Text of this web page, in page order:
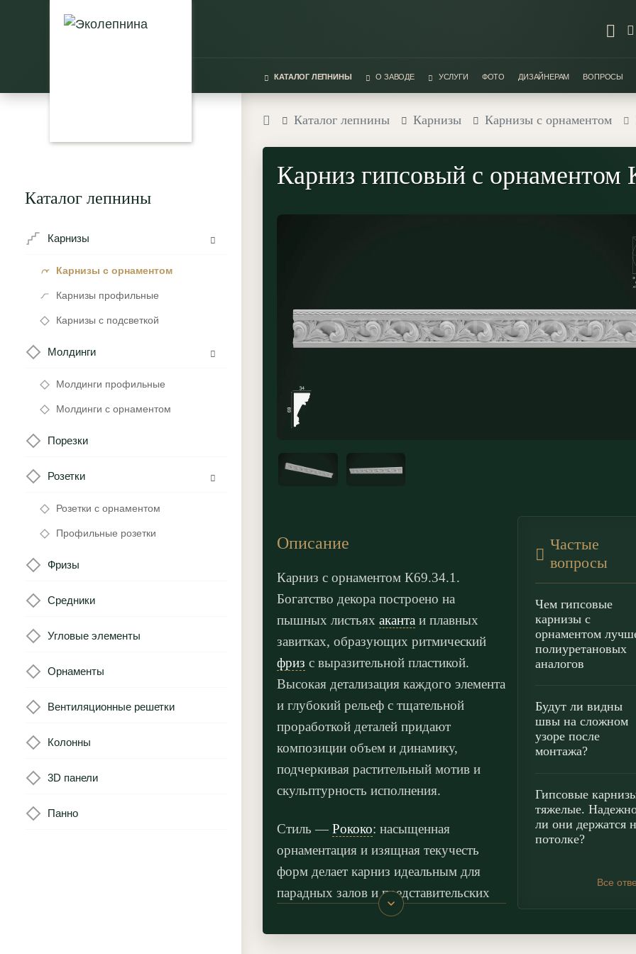
КАТАЛОГ ЛЕПНИНЫ О ЗАВОДЕ УСЛУГИ ФОТО ДИЗАЙНЕРАМ ВОПРОСЫ
Каталог лепнины
Карнизы
Карнизы с орнаментом
Карнизы профильные
Карнизы с подсветкой
Молдинги
Молдинги профильные
Молдинги с орнаментом
Порезки
Розетки
Розетки с орнаментом
Профильные розетки
Фризы
Средники
Угловые элементы
Орнаменты
Вентиляционные решетки
Колонны
3D панели
Панно
Каталог лепнины Карнизы Карнизы с орнаментом
Карниз гипсовый с орнаментом
Описание
Карниз с орнаментом К69.34.1.
Богатство декора построено на
пышных листьях аканта и плавных
завитках, образующих ритмический
фриз с выразительной пластикой.
Высокая детализация каждого элемента
и глубокий рельеф с тщательной
проработкой деталей придают
композиции объем и динамику,
подчеркивая растительный мотив и
скульптурность исполнения.
Стиль — Рококо: насыщенная
орнаментация и изящная текучесть
форм делает карниз идеальным для
парадных залов и представительских
гостиных, для акцентирования
периметра потолка. Это элемент
Частые
вопросы
Чем гипсовые
карнизы с
орнаментом
полиуретановых
аналогов
Будут ли видны
швы на сложном
узоре после
монтажа?
Гипсовые
тяжелые.
ли они держатся
потолке?
Все